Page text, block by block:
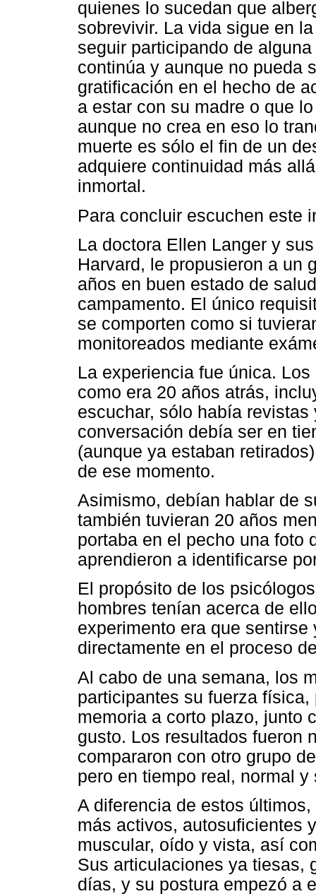
quienes lo sucedan que
sobrevivir. La vida sigue en
seguir participando de
continúa y aunque no pueda
gratificación en el hecho de
a estar con su madre o que
aunque no crea en eso lo
muerte es sólo el fin de un
adquiere continuidad más
inmortal.
Para concluir escuchen este
La doctora Ellen Langer y
Harvard, le propusieron a un
años en buen estado de
campamento. El único
se comporten como si
monitoreados mediante
La experiencia fue única.
como era 20 años atrás,
escuchar, sólo había
conversación debía ser en
(aunque ya estaban
de ese momento.
Asimismo, debían hablar de
también tuvieran 20 años
portaba en el pecho una foto
aprendieron a identificarse
El propósito de los
hombres tenían acerca de
experimento era que
directamente en el proceso
Al cabo de una semana, los
participantes su fuerza
memoria a corto plazo, junto
gusto. Los resultados fueron
compararon con otro grupo
pero en tiempo real, normal
A diferencia de estos
más activos, autosuficientes
muscular, oído y vista, así
Sus articulaciones ya tiesas,
días, y su postura empezó a